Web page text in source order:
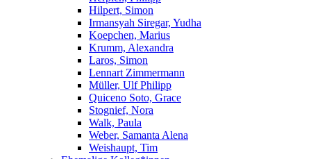
Hilpert, Simon
Irmansyah Siregar, Yudha
Koepchen, Marius
Krumm, Alexandra
Laros, Simon
Lennart Zimmermann
Müller, Ulf Philipp
Quiceno Soto, Grace
Stognief, Nora
Walk, Paula
Weber, Samanta Alena
Weishaupt, Tim